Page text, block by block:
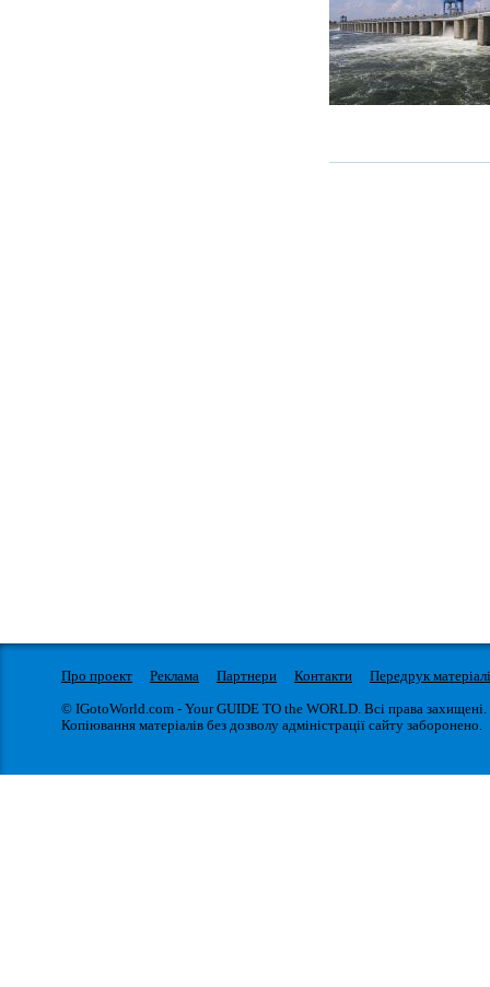
Про проект Реклама Партнери Контакти
Передрук
© IGotoWorld.com - Your GUIDE TO the WORLD. Всі права захищені.
Копіювання матеріалів без дозволу адміністрації сайту заборонено.